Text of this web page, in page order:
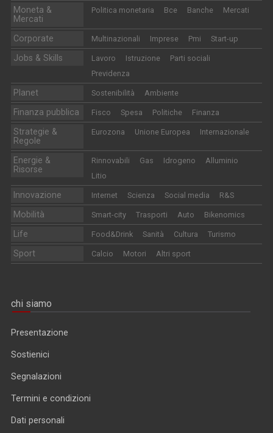
Moneta &
Mercati
Politica monetaria Bce Banche Mercati
Corporate Multinazionali Imprese Pmi Start-up
Jobs & Skills Lavoro Istruzione
Parti sociali
Previdenza
Planet Sostenibilità Ambiente
Finanza pubblica Fisco Spesa Politiche Finanza
Strategie &
Regole
Eurozona Unione Europea Internazionale
Energie &
Risorse
Rinnovabili Gas Idrogeno
Alluminio
Litio
Innovazione Internet Scienza Social media R&S
Mobilità Smart-city Trasporti Auto Bikenomics
Life Food&Drink Sanità Cultura Turismo
Sport Calcio Motori Altri sport
chi siamo
Presentazione
Sostienici
Segnalazioni
Termini e condizioni
Dati personali